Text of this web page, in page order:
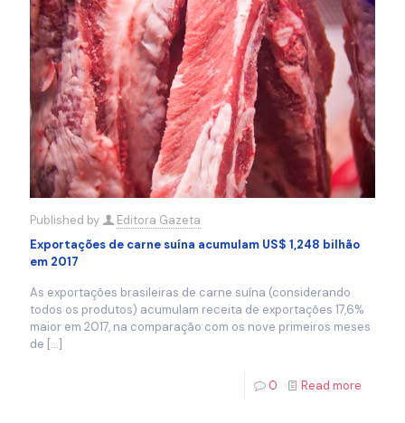
Published by
Editora Gazeta
Exportações de carne suína acumulam US$ 1,248 bilhão
em 2017
As exportações brasileiras de carne suína (considerando
todos os produtos) acumulam receita de exportações 17,6%
maior em 2017, na comparação com os nove primeiros meses
de […]
0 Read more